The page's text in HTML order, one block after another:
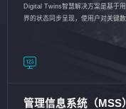
Digital Twins智慧解决方案是基于
界的状态同步呈现，使用户对关键
管理信息系统（MSS）